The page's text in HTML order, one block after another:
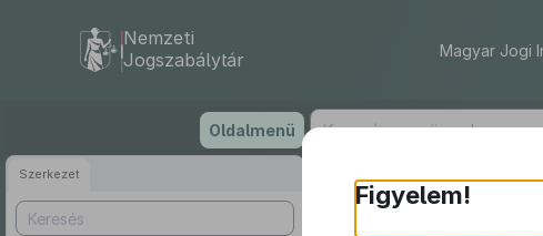
tartalomra
Nemzeti
Jogszabálytár
Magyar Jogi
Oldalmenü
Szerkezet
Csabdi
13/2022.
Figyelem!